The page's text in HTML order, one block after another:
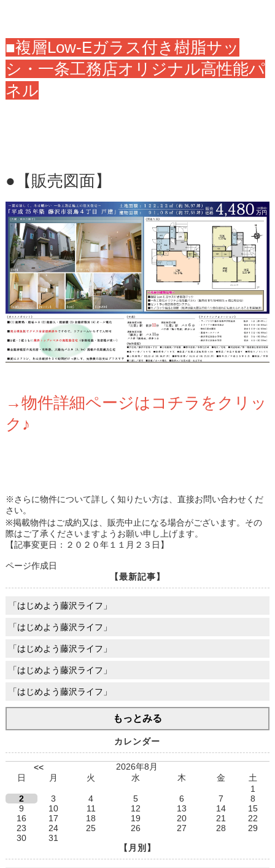
■複層Low-Eガラス付き樹脂サッ
シ・一条工務店オリジナル高性能パ
ネル
●【販売図面】
→物件詳細ページはコチラをクリッ
ク♪
※さらに物件について詳しく知りたい方は、直接お問い合わせくだ
さい。
※掲載物件はご成約又は、販売中止になる場合がございます。その
際はご了承くださいますようお願い申し上げます。
【記事変更日：２０２０年１１月２３日】
ページ作成日
【最新記事】
「はじめよう藤沢ライフ」
「はじめよう藤沢ライフ」
「はじめよう藤沢ライフ」
「はじめよう藤沢ライフ」
「はじめよう藤沢ライフ」
もっとみる
カレンダー
<<
2026年8月
日
月 火 水 木 金
土
1
2
3 4 5 6 7
8
9
10 11 12 13 14
15
16
17 18 19 20 21
22
23
24 25 26 27 28
29
30
31
【月別】